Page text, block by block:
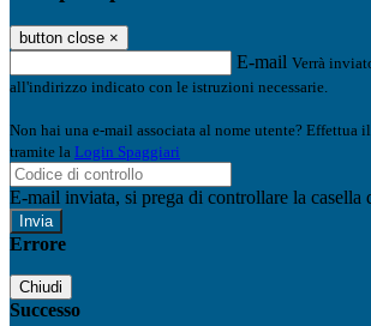
button close ×
E-mail Verrà
all'indirizzo indicato con le istruzioni necessarie.
Non hai una e-mail associata al nome utente? Effettua
tramite la Login Spaggiari
E-mail inviata, si prega di controllare la casella
Errore
Chiudi
Successo